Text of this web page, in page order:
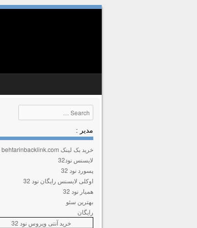
MENU
Search
مدیر :
خرید بک لینک behtarinbacklink.com
لایسنس نود32
پسورد نود 32
اوکلی لایسنس رایگان نود 32
همیار نود 32
بهترین سئو
رایگان
خرید آنتی ویروس نود 32